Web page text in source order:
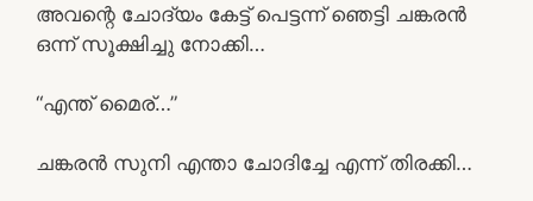
അവന്റെ ചോദ്യം കേട്ട് പെട്ടന്ന് ഞെട്ടി ചങ്കരൻ
ഒന്ന് സൂക്ഷിച്ചു നോക്കി…
“എന്ത് മൈര്…”
ചങ്കരൻ സുനി എന്താ ചോദിച്ചേ എന്ന് തിരക്കി…